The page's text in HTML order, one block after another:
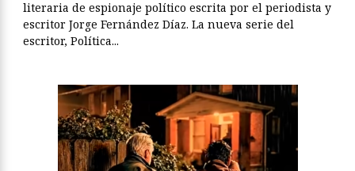
literaria de espionaje político escrita por el periodista y
escritor Jorge Fernández Díaz. La nueva serie del
escritor, Política...